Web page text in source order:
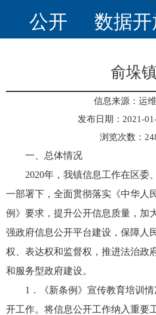
公开
数据开
俞垛镇
信息来源：运
发布日期：2021-
浏览次数：
一、总体情况
2020年，我镇信息工作在区委
一部署下，全面贯彻落实《中华人
例》要求，提升公开信息质量，加
强政府信息公开平台建设，保障人
权、表达权和监督权，推进法治政
和服务型政府建设。
1．《新条例》宣传教育培训
开工作。将信息公开工作纳入重要